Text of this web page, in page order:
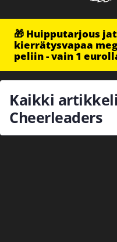
🎁 Huipputarjous
kierrätysvapaa
peliin - vain 1
Kaikki
Cheerleaders